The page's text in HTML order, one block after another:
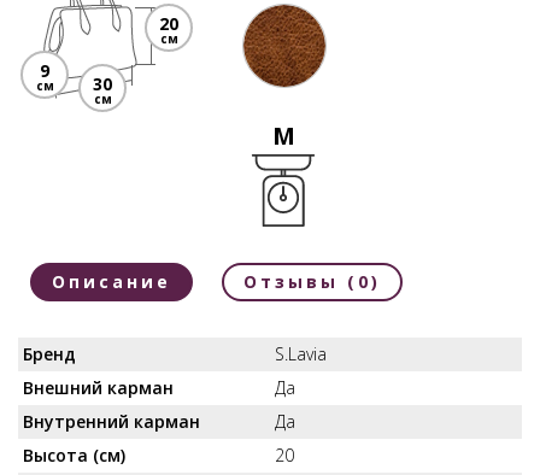
9
см
20
см
30
см
M
Описание Отзывы (0)
Бренд
S.Lavia
Внешний карман
Да
Внутренний карман
Да
Высота (см)
20